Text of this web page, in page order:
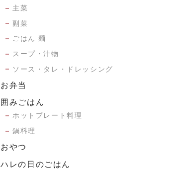
主菜
副菜
ごはん 麺
スープ・汁物
ソース・タレ・ドレッシング
お弁当
囲みごはん
ホットプレート料理
鍋料理
おやつ
ハレの日のごはん